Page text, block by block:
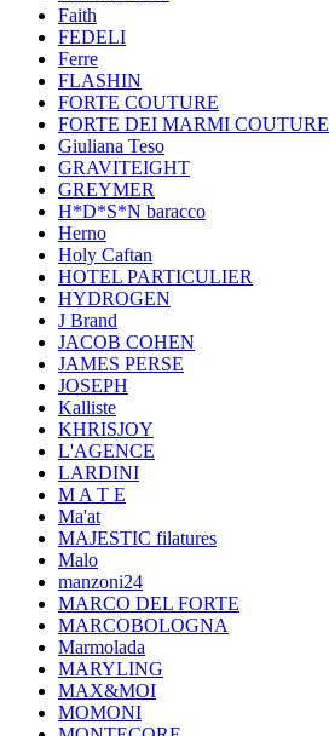
Faith
FEDELI
Ferre
FLASHIN
FORTE COUTURE
FORTE DEI MARMI COUTURE
Giuliana Teso
GRAVITEIGHT
GREYMER
H*D*S*N baracco
Herno
Holy Caftan
HOTEL PARTICULIER
HYDROGEN
J Brand
JACOB COHEN
JAMES PERSE
JOSEPH
Kalliste
KHRISJOY
L'AGENCE
LARDINI
M A T E
Ma'at
MAJESTIC filatures
Malo
manzoni24
MARCO DEL FORTE
MARCOBOLOGNA
Marmolada
MARYLING
MAX&MOI
MOMONI